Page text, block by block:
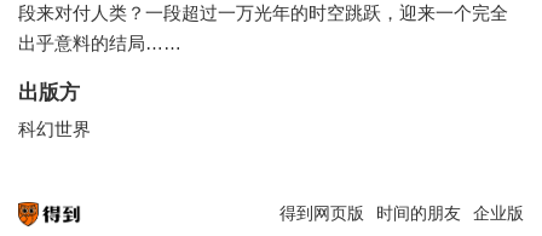
段来对付人类？一段超过一万光年的时空跳跃，迎来一个完全
出乎意料的结局……
出版方
科幻世界
得到网页版 时间的朋友 企业版